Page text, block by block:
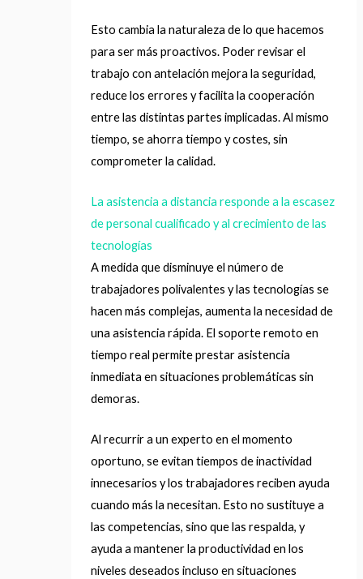
Esto cambia la naturaleza de lo que hacemos
para ser más proactivos. Poder revisar el
trabajo con antelación mejora la seguridad,
reduce los errores y facilita la cooperación
entre las distintas partes implicadas. Al mismo
tiempo, se ahorra tiempo y costes, sin
comprometer la calidad.
La asistencia a distancia responde a la escasez
de personal cualificado y al crecimiento de las
tecnologías
A medida que disminuye el número de
trabajadores polivalentes y las tecnologías se
hacen más complejas, aumenta la necesidad de
una asistencia rápida. El soporte remoto en
tiempo real permite prestar asistencia
inmediata en situaciones problemáticas sin
demoras.
Al recurrir a un experto en el momento
oportuno, se evitan tiempos de inactividad
innecesarios y los trabajadores reciben ayuda
cuando más la necesitan. Esto no sustituye a
las competencias, sino que las respalda, y
ayuda a mantener la productividad en los
niveles deseados incluso en situaciones